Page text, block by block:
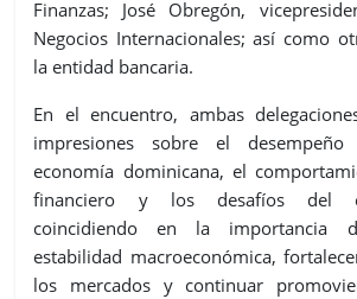
Finanzas; José Obregón,
Negocios Internacionales; así como
la entidad bancaria.
En el encuentro, ambas
impresiones sobre el
economía dominicana, el
financiero y los desafíos del
coincidiendo en la importancia
estabilidad macroeconómica,
los mercados y continuar